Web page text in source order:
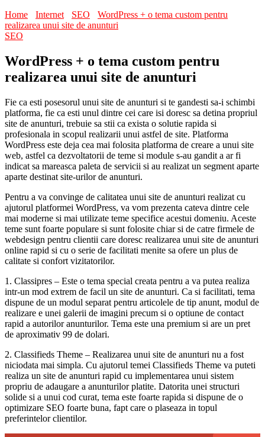
Home
Internet SEO
WordPress + o tema custom pentru
realizarea unui site de anunturi
SEO
WordPress + o tema custom pentru
realizarea unui site de anunturi
Fie ca esti posesorul unui site de anunturi si te gandesti sa-i schimbi
platforma, fie ca esti unul dintre cei care isi doresc sa detina propriul
site de anunturi, trebuie sa stii ca exista o solutie rapida si
profesionala in scopul realizarii unui astfel de site. Platforma
WordPress este deja cea mai folosita platforma de creare a unui site
web, astfel ca dezvoltatorii de teme si module s-au gandit a ar fi
indicat sa mareasca paleta de servicii si au realizat un segment aparte
aparte destinat site-urilor de anunturi.
Pentru a va convinge de calitatea unui site de anunturi realizat cu
ajutorul platformei WordPress, va vom prezenta cateva dintre cele
mai moderne si mai utilizate teme specifice acestui domeniu. Aceste
teme sunt foarte populare si sunt folosite chiar si de catre firmele de
webdesign pentru clientii care doresc realizarea unui site de anunturi
online rapid si cu o serie de facilitati menite sa ofere un plus de
calitate si confort vizitatorilor.
1. Classipres – Este o tema special creata pentru a va putea realiza
intr-un mod extrem de facil un site de anunturi. Ca si facilitati, tema
dispune de un modul separat pentru articolele de tip anunt, modul de
realizare e unei galerii de imagini precum si o optiune de contact
rapid a autorilor anunturilor. Tema este una premium si are un pret
de aproximativ 99 de dolari.
2. Classifieds Theme – Realizarea unui site de anunturi nu a fost
niciodata mai simpla. Cu ajutorul temei Classifieds Theme va puteti
realiza un site de anunturi rapid cu implementarea unui sistem
propriu de adaugare a anunturilor platite. Datorita unei structuri
solide si a unui cod curat, tema este foarte rapida si dispune de o
optimizare SEO foarte buna, fapt care o plaseaza in topul
preferintelor clientilor.